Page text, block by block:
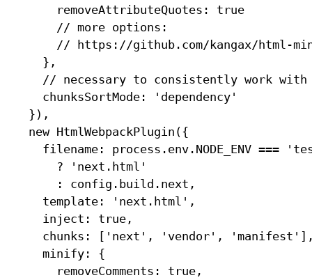
    removeAttributeQuotes: true
    // more options:
// https://github.com/kangax/html-
  },
// necessary to consistently work
  chunksSortMode: 'dependency'
}),
new HtmlWebpackPlugin({
filename: process.env.NODE_ENV ===
    ? 'next.html'
    : config.build.next,
  template: 'next.html',
  inject: true,
chunks: ['next', 'vendor',
  minify: {
    removeComments: true,